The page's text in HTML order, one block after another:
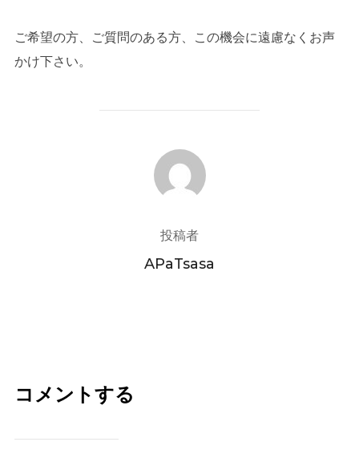
ご希望の方、ご質問のある方、この機会に遠慮なくお声
かけ下さい。
投稿者
投稿者
APaTsasa
コメントする